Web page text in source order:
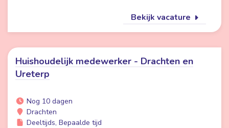
Bekijk vacature
Huishoudelijk medewerker - Drachten en
Ureterp
Nog 10 dagen
Drachten
Deeltijds, Bepaalde tijd